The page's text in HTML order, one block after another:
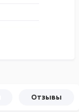
Отзывы